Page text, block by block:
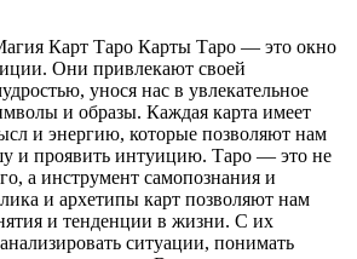
Карт Таро Карты Таро — это окно
Они привлекают своей
унося нас в увлекательное
и образы. Каждая карта имеет
и энергию, которые позволяют нам
и проявить интуицию. Таро — это не
а инструмент самопознания и
и архетипы карт позволяют нам
и тенденции в жизни. С их
ситуации, понимать